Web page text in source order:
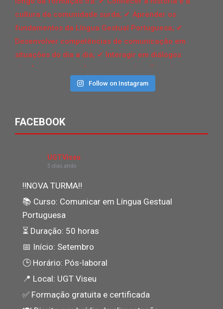
Follow on Instagram
FACEBOOK
UGTViseu
5 dias atrás
‼NOVA TURMA‼
📚 Curso: Comunicar em Língua Gestual
Portuguesa
⏳ Duração: 50 horas
📅 Início: Setembro
🕒 Horário: Pós-laboral
📍 Local: UGT Viseu
✅ Formação gratuita e certificada